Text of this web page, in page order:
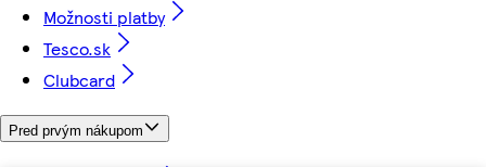
Možnosti platby
Tesco.sk
Clubcard
Pred prvým nákupom